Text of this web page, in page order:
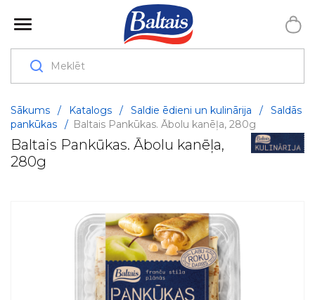
Sākums / Katalogs / Saldie ēdieni un kulinārija /
Saldās
pankūkas
/ Baltais Pankūkas. Ābolu kanēļa, 280g
Baltais Pankūkas. Ābolu kanēļa,
280g